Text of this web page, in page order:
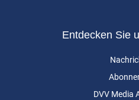
Entdecken Sie
DVV Media